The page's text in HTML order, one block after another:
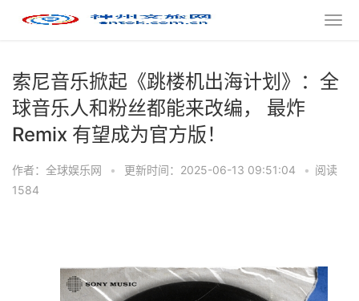
索尼音乐掀起《跳楼机出海计划》：全
球音乐人和粉丝都能来改编， 最炸
Remix 有望成为官方版！
作者：全球娱乐网 • 更新时间：2025-06-13 09:51:04 • 阅读
1584